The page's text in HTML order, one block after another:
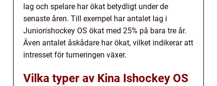
lag och spelare har ökat betydligt under de
senaste åren. Till exempel har antalet lag i
Juniorishockey OS ökat med 25% på bara tre år.
Även antalet åskådare har ökat, vilket indikerar att
intresset för turneringen växer.
Vilka typer av Kina Ishockey OS